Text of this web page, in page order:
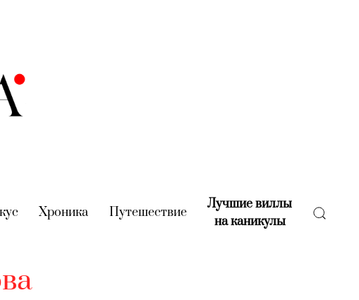
(current)
Хроника (current)
Путешествие(current)
Лучшие виллы
на каникулы(current)